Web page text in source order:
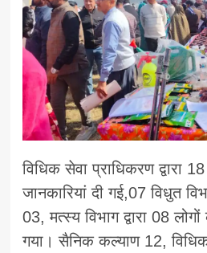
विधिक सेवा प्राधिकरण द्वारा
जानकारियां दी गई,07 विधुत
03, मत्स्य विभाग द्वारा 08
गया। सैनिक कल्याण 12, विधिक